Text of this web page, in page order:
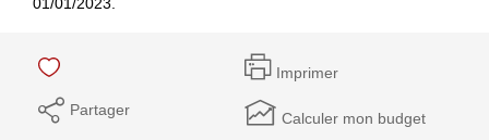
Imprimer
Partager Calculer mon budget